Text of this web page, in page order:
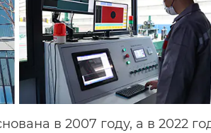
в 2007 году, а в 2022